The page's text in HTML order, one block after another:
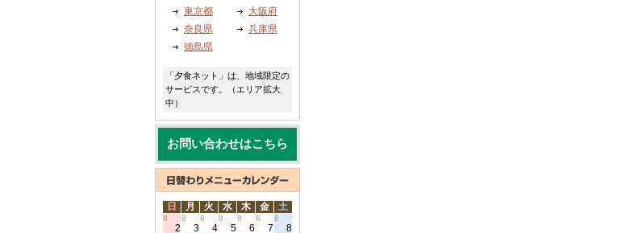
東京都
大阪府
奈良県
兵庫県
徳島県
「夕食ネット」は、地域限定の
サービスです。（エリア拡大
中）
お問い合わせはこちら
日 月 火 水 木 金 土
8
2
8
3
8
4
8
5
8
6
8
7
8
8